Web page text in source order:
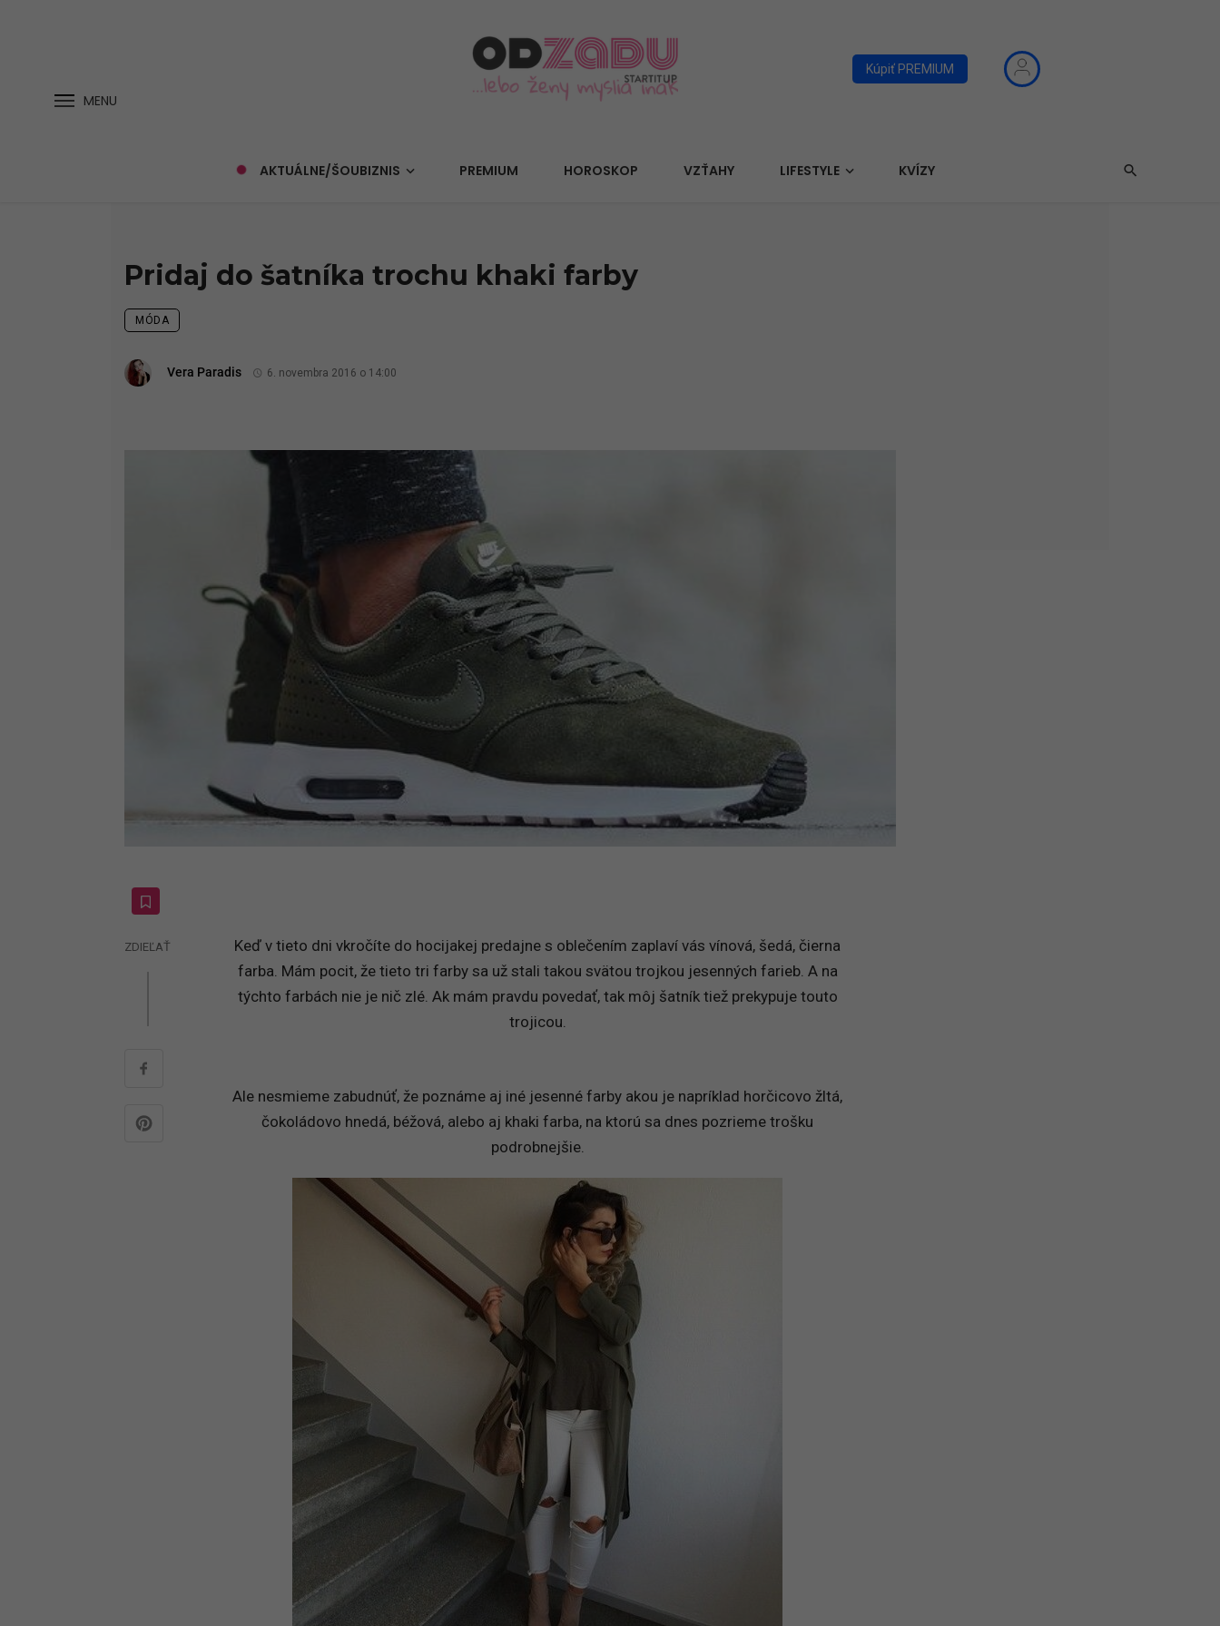
MENU
Kúpiť PREMIUM
AKTUÁLNE/ŠOUBIZNIS PREMIUM HOROSKOP VZŤAHY LIFESTYLE KVÍZY
Pridaj do šatníka trochu khaki farby
MÓDA
Vera Paradis 6. novembra 2016 o 14:00
ZDIEĽAŤ
Keď v tieto dni vkročíte do hocijakej predajne s oblečením zaplaví vás vínová, šedá, čierna
farba. Mám pocit, že tieto tri farby sa už stali takou svätou trojkou jesenných farieb. A na
týchto farbách nie je nič zlé. Ak mám pravdu povedať, tak môj šatník tiež prekypuje touto
trojicou.
Ale nesmieme zabudnúť, že poznáme aj iné jesenné farby akou je napríklad horčicovo žltá,
čokoládovo hnedá, béžová, alebo aj khaki farba, na ktorú sa dnes pozrieme trošku
podrobnejšie.